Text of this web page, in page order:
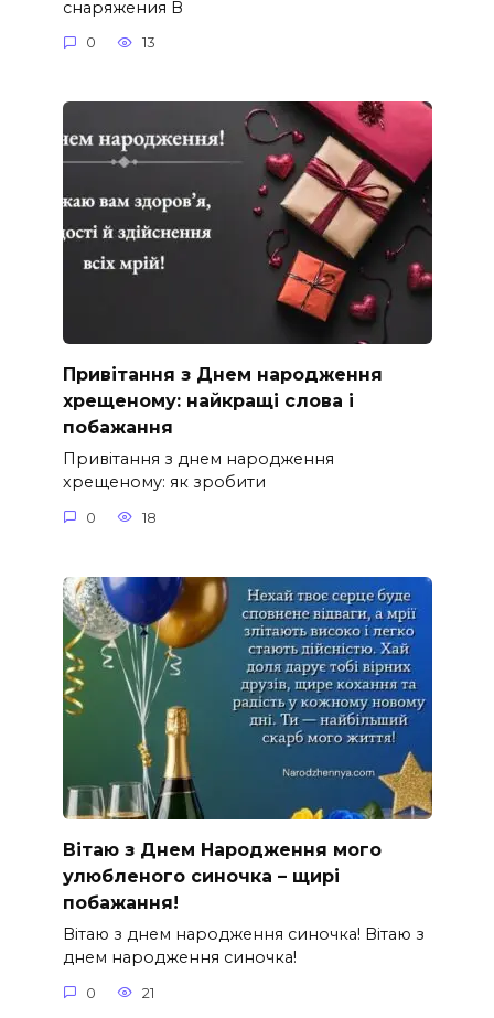
снаряжения В
0 13
Привітання з Днем народження
хрещеному: найкращі слова і
побажання
Привітання з днем народження
хрещеному: як зробити
0 18
Вітаю з Днем Народження мого
улюбленого синочка – щирі
побажання!
Вітаю з днем народження синочка! Вітаю з
днем народження синочка!
0 21